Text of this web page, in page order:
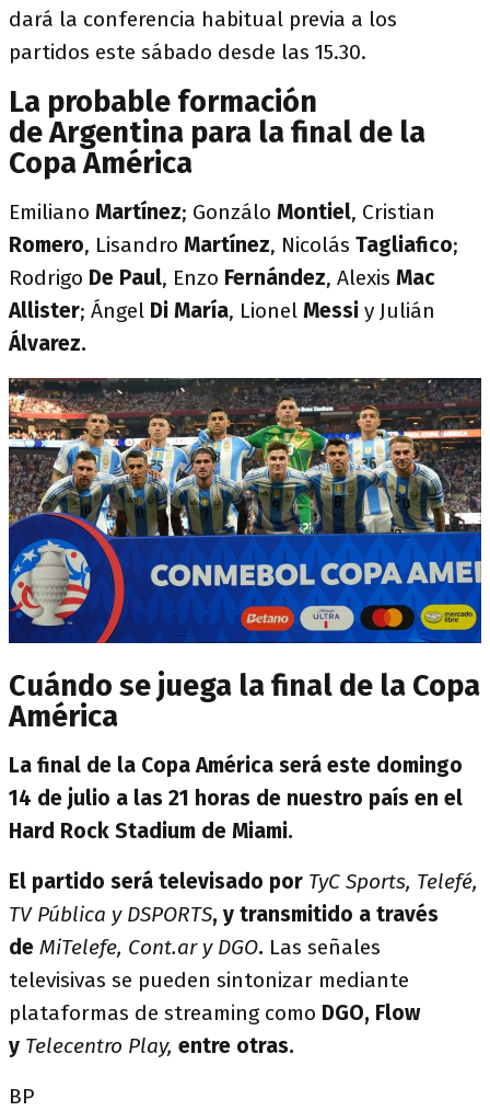
dará la conferencia habitual previa a los
partidos este sábado desde las 15.30.
La probable formación
de Argentina para la final de la
Copa América
Emiliano Martínez; Gonzálo Montiel, Cristian
Romero, Lisandro Martínez, Nicolás Tagliafico;
Rodrigo De Paul, Enzo Fernández, Alexis Mac
Allister; Ángel Di María, Lionel Messi y Julián
Álvarez.
Cuándo se juega la final de la Copa
América
La final de la Copa América será este domingo
14 de julio a las 21 horas de nuestro país en el
Hard Rock Stadium de Miami.
El partido será televisado por TyC Sports, Telefé,
TV Pública y DSPORTS, y transmitido a través
de MiTelefe, Cont.ar y DGO. Las señales
televisivas se pueden sintonizar mediante
plataformas de streaming como DGO, Flow
y Telecentro Play, entre otras.
BP